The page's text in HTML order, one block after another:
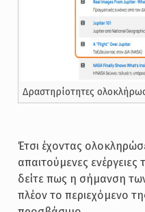
Δραστηρίοτητες
Έτσι έχοντας
απαιτούμενες
δείτε πως η σήμανση
πλέον το περιεχόμενο